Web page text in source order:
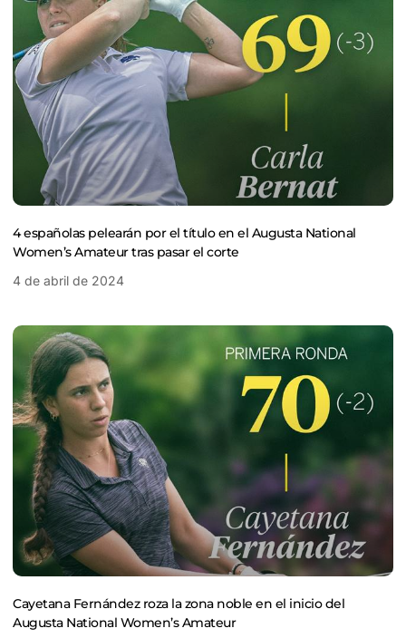
4 españolas pelearán por el título en el Augusta National
Women’s Amateur tras pasar el corte
4 de abril de 2024
Cayetana Fernández roza la zona noble en el inicio del
Augusta National Women’s Amateur